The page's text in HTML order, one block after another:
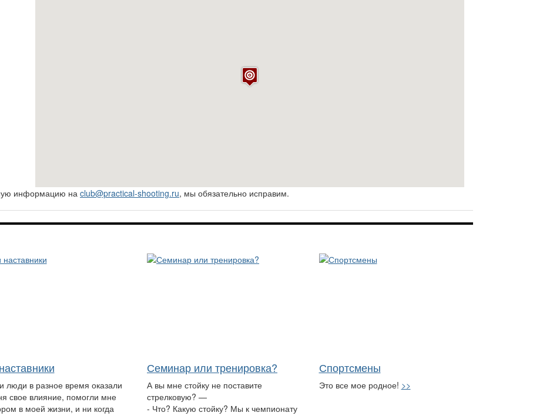
информацию на club@practical-shooting.ru, мы обязательно исправим.
люди в разное время оказали
свое влияние, помогли мне
в моей жизни, и ни когда
Семинар или тренировка?
А вы мне стойку не поставите
стрелковую? —
- Что? Какую стойку? Мы к чемпионату
Спортсмены
Это все мое родное! >>